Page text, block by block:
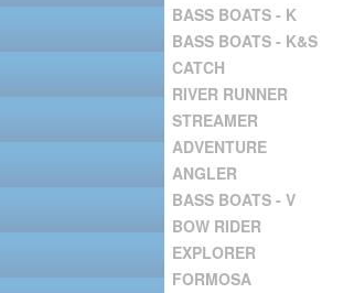
BASS BOATS - K
BASS BOATS - K&S
CATCH
RIVER RUNNER
STREAMER
ADVENTURE
ANGLER
BASS BOATS - V
BOW RIDER
EXPLORER
FORMOSA